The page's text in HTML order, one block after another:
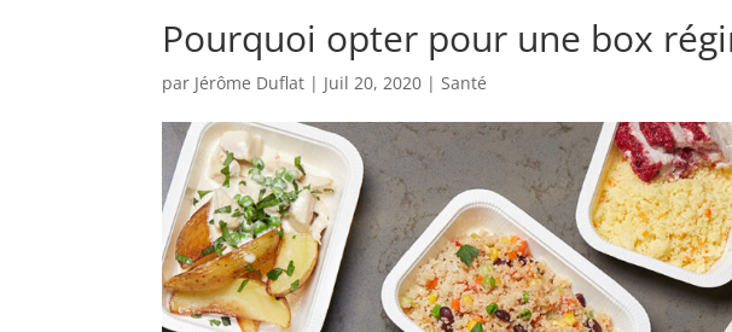
Pourquoi opter pour une box
par Jérôme Duflat | Juil 20, 2020 |Santé